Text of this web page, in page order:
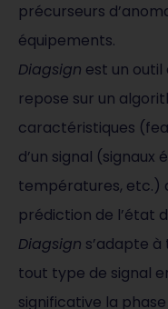
précurseurs
équipements.
Diagsign est un outil
repose sur un
caractéristiques
d’un signal (signaux
températures, etc.)
prédiction de l’état
Diagsign s’adapte
tout type de signal
significative la